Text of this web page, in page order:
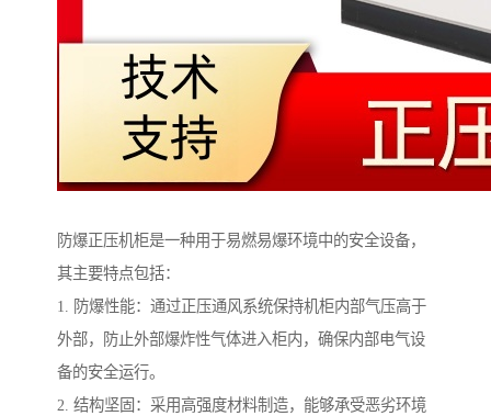
防爆正压机柜是一种用于易燃易爆环境中的安全设备，
其主要特点包括：
1. 防爆性能：通过正压通风系统保持机柜内部气压高于
外部，防止外部爆炸性气体进入柜内，确保内部电气设
备的安全运行。
2. 结构坚固：采用高强度材料制造，能够承受恶劣环境